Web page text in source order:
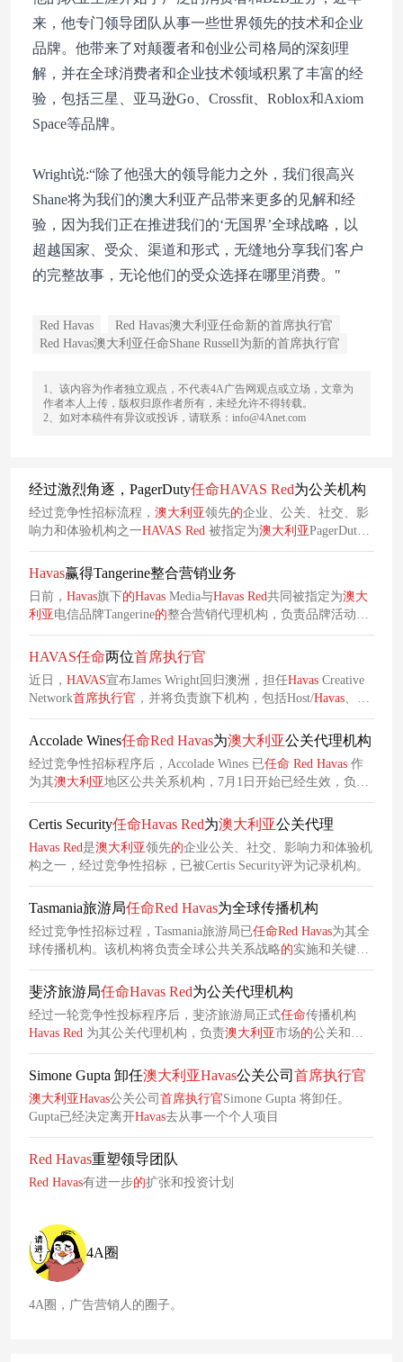
来，他专门领导团队从事一些世界领先的技术和企业
品牌。他带来了对颠覆者和创业公司格局的深刻理
解，并在全球消费者和企业技术领域积累了丰富的经
验，包括三星、亚马逊Go、Crossfit、Roblox和Axiom
Space等品牌。
Wright说:“除了他强大的领导能力之外，我们很高兴
Shane将为我们的澳大利亚产品带来更多的见解和经
验，因为我们正在推进我们的‘无国界’全球战略，以
超越国家、受众、渠道和形式，无缝地分享我们客户
的完整故事，无论他们的受众选择在哪里消费。"
Red Havas
Red Havas澳大利亚任命新的首席执行官
Red Havas澳大利亚任命Shane Russell为新的首席执行官
1、该内容为作者独立观点，不代表4A广告网观点或立场，文章为
作者本人上传，版权归原作者所有，未经允许不得转载。
2、如对本稿件有异议或投诉，请联系：info@4Anet.com
经过激烈角逐，PagerDuty任命HAVAS Red为公关机构
经过竞争性招标流程， 澳大利亚领先的企业、公关、社交、影
响力和体验机构之一HAVAS Red 被指定为澳大利亚PagerDuty
的公关代理机构。PagerDuty热衷于巩固其地位，以有效满足澳
大利亚客户的 需求。
Havas赢得Tangerine整合营销业务
日前， Havas旗下的Havas Media与Havas Red共同被指定为澳大
利亚 电信品牌Tangerine的整合营销代理机构，负责品牌活动的
全链路执行。此次任命的内容涵盖赢得新媒体运营、内容制
作、品牌传播策划等多种内容，
Tangerine强化市场竞争力提供全方位支持。
HAVAS任命两位首席执行官
近日， HAVAS宣布James Wright回归澳洲，担任Havas Creative
Network首席执行官 ，并将负责旗下机构，包括Host/Havas、
h/commerce、Red Havas、HavasBlvd、One Green Bean和
Organic。 此外，Gayle While已被
任命为Host/Havas的首席执行
，并将向Wright汇报工作。While从加入 澳大利亚
Accolade Wines任命Red Havas为澳大利亚公关代理机构
经过竞争性招标程序后，Accolade Wines 已任命 Red Havas 作
为其澳大利亚地区公共关系机构，7月1日开始已经生效，负责
进一步提升 Accolade Wines的完整核心、优质和起泡酒产品组
合
的品牌影响力。
Certis Security任命Havas Red为澳大利亚公关代理
Havas Red是澳大利亚领先的企业公关、社交、影响力和体验机
构之一，经过竞争性招标，已被Certis Security评为记录机构。
Tasmania旅游局任命Red Havas为全球传播机构
经过竞争性招标过程，Tasmania旅游局已任命Red Havas为其全
球传播机构。该机构将负责全球公共关系战略的实施和关键市
场的协调。
斐济旅游局任命Havas Red为公关代理机构
经过一轮竞争性投标程序后，斐济旅游局正式任命传播机构
Havas Red 为其公关代理机构，负责澳大利亚市场的公关和影
响力活动。随着此次任命落地，Havas Red将与姊妹机构Havas
Host和
Havas Media携手，共同组建斐济旅游局在澳大利亚的代
理团队，全方位助力斐济旅游推广。
Simone Gupta 卸任澳大利亚Havas公关公司 首席执行官
澳大利亚Havas公关公司 首席执行官Simone Gupta 将卸任。
Gupta已经决定离开Havas去从事一个个人项目
Red Havas重塑领导团队
Red Havas有进一步的扩张和投资计划
4A圈
4A圈，广告营销人的圈子。